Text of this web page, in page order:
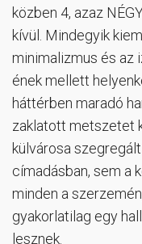
közben 4, azaz
kívül. Mindegyik
minimalizmus és az
ének mellett
háttérben maradó
zaklatott metszetet
külvárosa
címadásban, sem a
minden a
gyakorlatilag egy
lesznek.